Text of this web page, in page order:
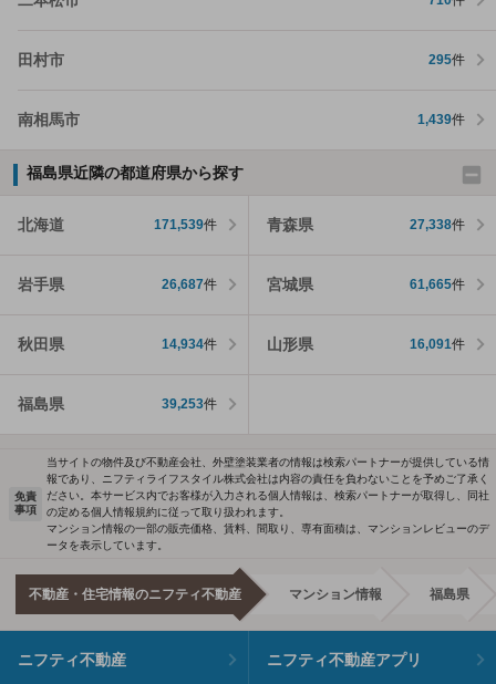
田村市 295件
南相馬市 1,439件
福島県近隣の都道府県から探す
北海道 171,539件 青森県 27,338件
岩手県 26,687件 宮城県 61,665件
秋田県 14,934件 山形県 16,091件
福島県 39,253件
免責
事項
当サイトの物件及び不動産会社、外壁塗装業者の情報は検索パートナーが提供している情
報であり、ニフティライフスタイル株式会社は内容の責任を負わないことを予めご了承く
ださい。本サービス内でお客様が入力される個人情報は、検索パートナーが取得し、同社
の定める個人情報規約に従って取り扱われます。
マンション情報の一部の販売価格、賃料、間取り、専有面積は、マンションレビューのデ
ータを表示しています。
不動産・住宅情報のニフティ不動産 マンション情報 福島県
ニフティ不動産 ニフティ不動産アプリ